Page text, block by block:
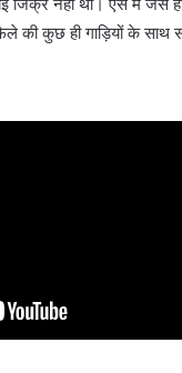
की कुछ ही गाड़ियों के साथ